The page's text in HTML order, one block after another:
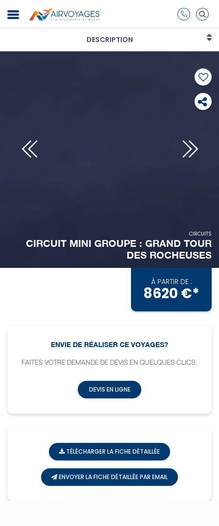
DESCRIPTION
CIRCUITS
CIRCUIT MINI GROUPE : GRAND TOUR
DES ROCHEUSES
À PARTIR DE :
8620 €*
ENVIE DE RÉALISER CE VOYAGES?
FAITES VOTRE DEMANDE DE DEVIS EN QUELQUES CLICS.
DEVIS EN LIGNE
TÉLÉCHARGER LA FICHE DÉTAILLÉE
ENVOYER LA FICHE DÉTAILLÉE PAR EMAIL